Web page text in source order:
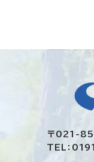
〒021-
TEL：